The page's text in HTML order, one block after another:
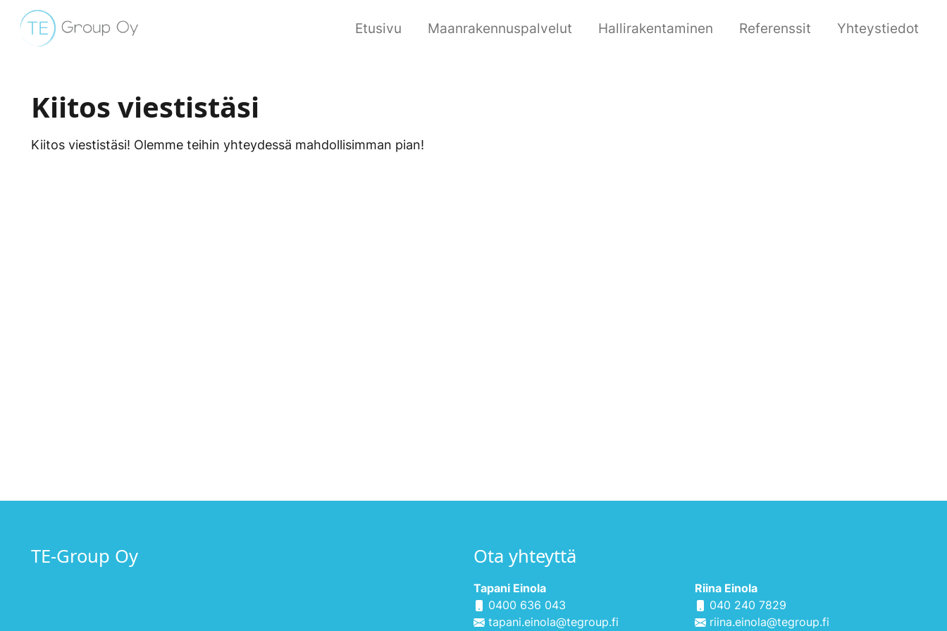
Hyppää sisältöön
Etusivu Maanrakennuspalvelut Hallirakentaminen Referenssit Yhteystiedot
Kiitos viestistäsi
Kiitos viestistäsi! Olemme teihin yhteydessä mahdollisimman pian!
TE-Group Oy Ota yhteyttä
Tapani Einola
0400 636 043
tapani.einola@tegroup.fi
Riina Einola
040 240 7829
riina.einola@tegroup.fi